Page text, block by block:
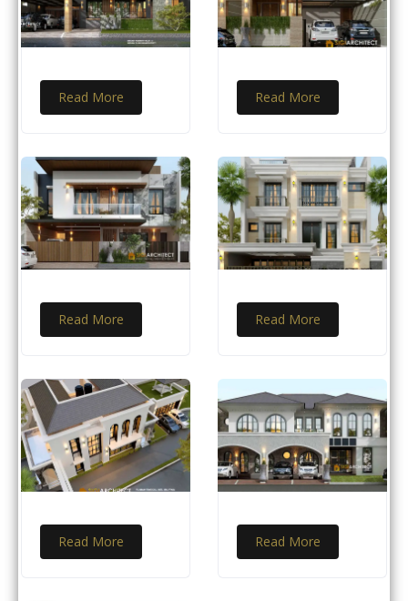
Read More Read More
Read More Read More
Read More Read More